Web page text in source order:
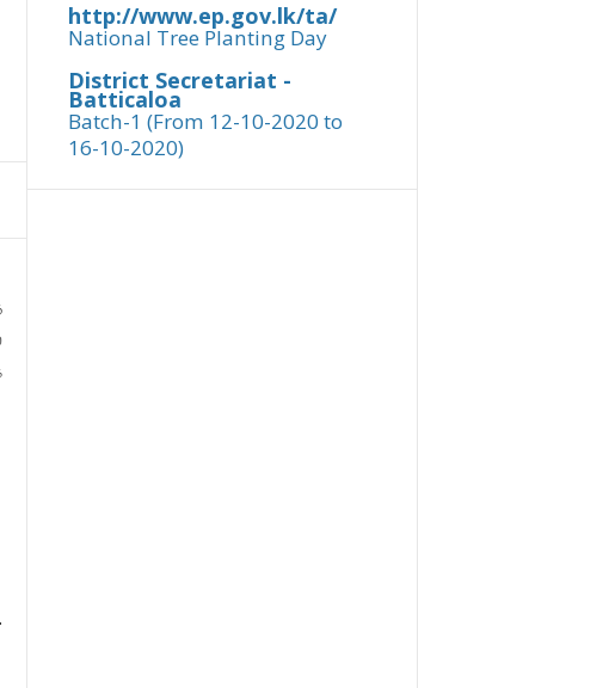
.
http://www.ep.gov.lk/ta/
National Tree Planting Day
District Secretariat -
Batticaloa
Batch-1 (From 12-10-2020 to
16-10-2020)